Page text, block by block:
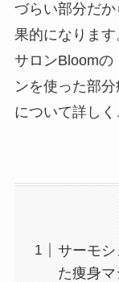
づらい部分だ
果的になりま
サロンBloomの
ンを使った部
について詳しく
サーモ
た痩身マ